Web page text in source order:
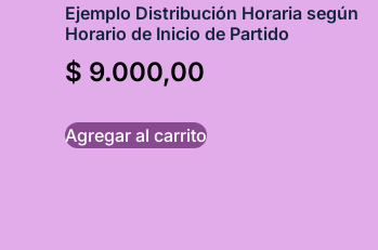
Ejemplo Distribución Horaria según
Horario de Inicio de Partido
$ 9.000,00
Agregar al carrito